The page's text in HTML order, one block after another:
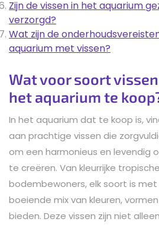
Zijn de vissen in het aquarium
verzorgd?
Wat zijn de
aquarium met vissen?
Wat voor soort
het aquarium te
In het aquarium dat te koop is,
aan prachtige vissen die
om een harmonieus en levendig
te creëren. Van kleurrijke
bodembewoners, elk soort is
boeiende mix van kleuren,
bieden. Deze vissen zijn niet